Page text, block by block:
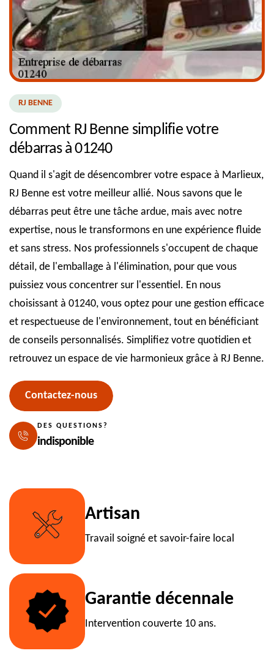
RJ BENNE
Comment RJ Benne simplifie votre
débarras à 01240
Quand il s'agit de désencombrer votre espace à Marlieux,
RJ Benne est votre meilleur allié. Nous savons que le
débarras peut être une tâche ardue, mais avec notre
expertise, nous le transformons en une expérience fluide
et sans stress. Nos professionnels s'occupent de chaque
détail, de l'emballage à l'élimination, pour que vous
puissiez vous concentrer sur l'essentiel. En nous
choisissant à 01240, vous optez pour une gestion efficace
et respectueuse de l'environnement, tout en bénéficiant
de conseils personnalisés. Simplifiez votre quotidien et
retrouvez un espace de vie harmonieux grâce à RJ Benne.
Contactez-nous
DES QUESTIONS?
indisponible
Artisan
Travail soigné et savoir-faire local
Garantie décennale
Intervention couverte 10 ans.